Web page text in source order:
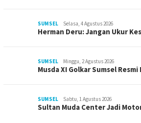
SUMSEL Selasa, 4 Agustus 2026
Herman Deru: Jangan Ukur
SUMSEL Minggu, 2 Agustus 2026
Musda XI Golkar Sumsel
SUMSEL Sabtu, 1 Agustus 2026
Sultan Muda Center Jadi